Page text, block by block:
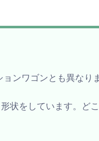
ンワゴンとも異なり
状をしています。ど